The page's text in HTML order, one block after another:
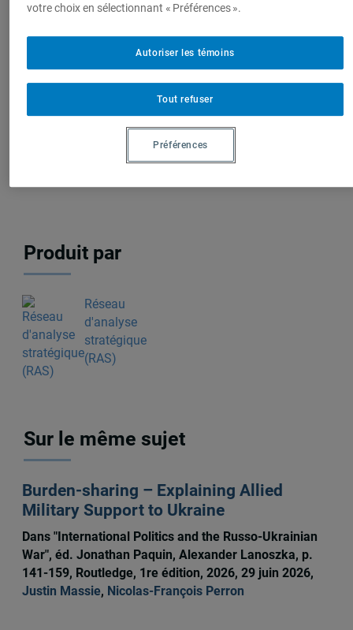
Nicolas-
François Perron,
Produit par
Réseau
d'analyse
stratégique
(RAS)
Sur le même sujet
Burden-sharing – Explaining Allied
Military Support to Ukraine
Dans "International Politics and the Russo-Ukrainian
War", éd. Jonathan Paquin, Alexander Lanoszka, p.
141-159, Routledge, 1re édition, 2026, 29 juin 2026,
Justin Massie, Nicolas-François Perron
votre choix en sélectionnant « Préférences ».
Tout refuser
Autoriser les témoins
Préférences